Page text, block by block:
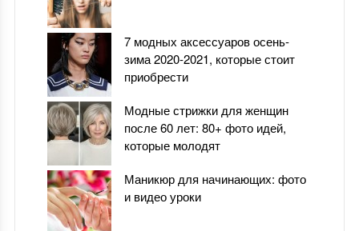
7 модных аксессуаров осень-
зима 2020-2021, которые стоит
приобрести
Модные стрижки для женщин
после 60 лет: 80+ фото идей,
которые молодят
Маникюр для начинающих: фото
и видео уроки